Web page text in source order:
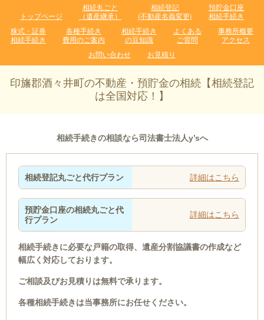
トップページ
相続丸ごと
（遺産継承）
相続登記
(不動産名義変更)
預貯金口座
相続手続き
株式・証券
相続手続き
各種手続き
費用のご案内
相続手続き
の豆知識
よくある
ご質問
事務所概要
アクセス
お問い合わせ
お見積り
印旛郡酒々井町の不動産・預貯金の相続【相続登記
は全国対応！】
相続手続きの相談なら司法書士法人y’sへ
相続登記丸ごと代行プラン 詳細はこちら
預貯金口座の相続丸ごと代
行プラン
詳細はこちら
相続手続きに必要な戸籍の取得、遺産分割協議書の作成など
幅広く対応しております。
ご相談及びお見積りは無料で承ります。
各種相続手続きは当事務所にお任せください。